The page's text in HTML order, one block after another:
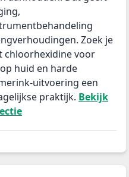
Zoek je
chloorhexidine voor
huid en harde
uitvoering een
praktijk. Bekijk